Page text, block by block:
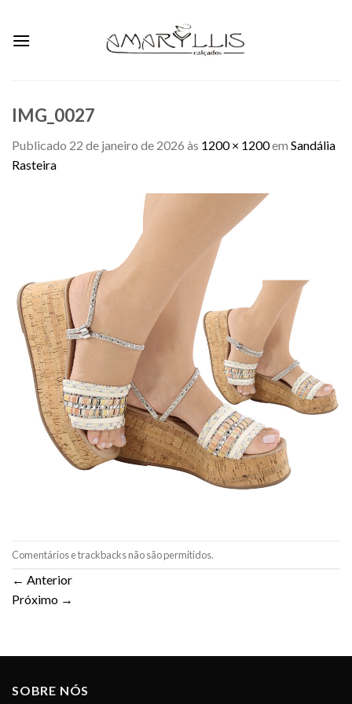
content
IMG_0027
Publicado 22 de janeiro de 2026 às 1200 × 1200em Sandália
Rasteira
Comentários e trackbacks não são permitidos.
← Anterior
Próximo →
SOBRE NÓS